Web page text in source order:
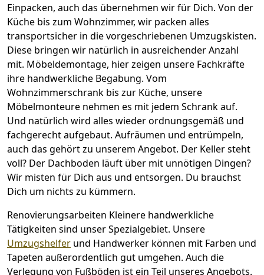
Einpacken, auch das übernehmen wir für Dich. Von der
Küche bis zum Wohnzimmer, wir packen alles
transportsicher in die vorgeschriebenen Umzugskisten.
Diese bringen wir natürlich in ausreichender Anzahl
mit. Möbeldemontage, hier zeigen unsere Fachkräfte
ihre handwerkliche Begabung. Vom
Wohnzimmerschrank bis zur Küche, unsere
Möbelmonteure nehmen es mit jedem Schrank auf.
Und natürlich wird alles wieder ordnungsgemäß und
fachgerecht aufgebaut. Aufräumen und entrümpeln,
auch das gehört zu unserem Angebot. Der Keller steht
voll? Der Dachboden läuft über mit unnötigen Dingen?
Wir misten für Dich aus und entsorgen. Du brauchst
Dich um nichts zu kümmern.
Renovierungsarbeiten Kleinere handwerkliche
Tätigkeiten sind unser Spezialgebiet. Unsere
Umzugshelfer und Handwerker können mit Farben und
Tapeten außerordentlich gut umgehen. Auch die
Verlegung von Fußböden ist ein Teil unseres Angebots.